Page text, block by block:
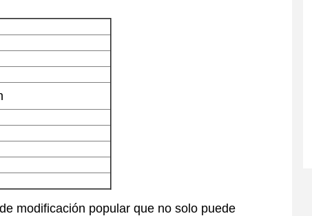
modificación popular que no solo puede